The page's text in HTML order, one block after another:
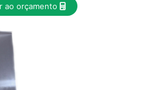
ao orçamento